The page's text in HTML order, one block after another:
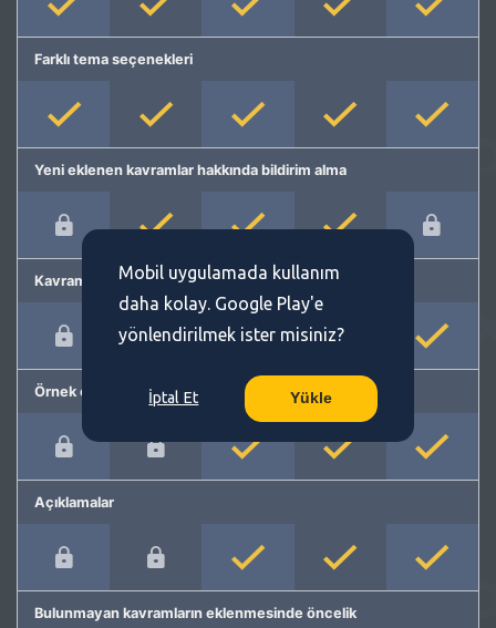
Farklı tema seçenekleri
Yeni eklenen kavramlar hakkında bildirim alma
Kavram önerme
Örnek cümleler
Açıklamalar
Bulunmayan kavramların eklenmesinde öncelik
Mobil uygulamada kullanım
daha kolay. Google Play'e
yönlendirilmek ister misiniz?
İptal Et Yükle